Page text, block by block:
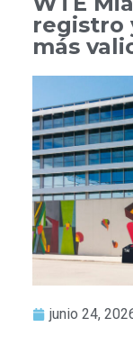
registro
más
junio 24,